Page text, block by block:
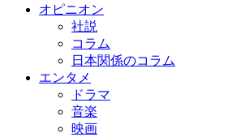
オピニオン
社説
コラム
日本関係のコラム
エンタメ
ドラマ
音楽
映画